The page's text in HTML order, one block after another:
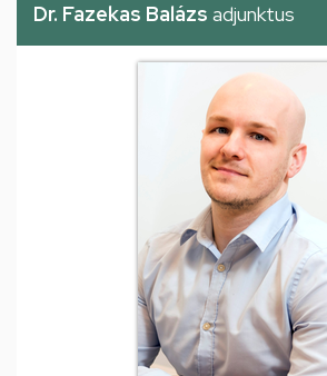
Dr. Fazekas Balázs adjunktus